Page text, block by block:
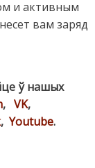
и активным
вам заряд
ў нашых
, VK,
, Youtube.